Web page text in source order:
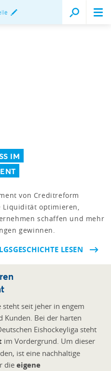
IM
von Creditreform
optimieren,
schaffen und mehr
gewinnen.
LESEN
steht seit jeher in engem
Kunden. Bei der harten
Eishockeyliga steht
im Vordergrund. Um dieser
ist eine nachhaltige
die eigene